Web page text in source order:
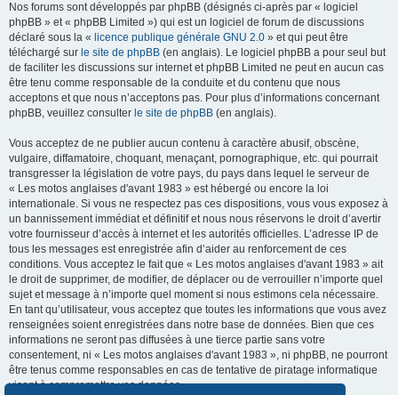
Nos forums sont développés par phpBB (désignés ci-après par « logiciel
phpBB » et « phpBB Limited ») qui est un logiciel de forum de discussions
déclaré sous la « licence publique générale GNU 2.0 » et qui peut être
téléchargé sur le site de phpBB (en anglais). Le logiciel phpBB a pour seul but
de faciliter les discussions sur internet et phpBB Limited ne peut en aucun cas
être tenu comme responsable de la conduite et du contenu que nous
acceptons et que nous n’acceptons pas. Pour plus d’informations concernant
phpBB, veuillez consulter le site de phpBB (en anglais).
Vous acceptez de ne publier aucun contenu à caractère abusif, obscène,
vulgaire, diffamatoire, choquant, menaçant, pornographique, etc. qui pourrait
transgresser la législation de votre pays, du pays dans lequel le serveur de
« Les motos anglaises d'avant 1983 » est hébergé ou encore la loi
internationale. Si vous ne respectez pas ces dispositions, vous vous exposez à
un bannissement immédiat et définitif et nous nous réservons le droit d’avertir
votre fournisseur d’accès à internet et les autorités officielles. L’adresse IP de
tous les messages est enregistrée afin d’aider au renforcement de ces
conditions. Vous acceptez le fait que « Les motos anglaises d'avant 1983 » ait
le droit de supprimer, de modifier, de déplacer ou de verrouiller n’importe quel
sujet et message à n’importe quel moment si nous estimons cela nécessaire.
En tant qu’utilisateur, vous acceptez que toutes les informations que vous avez
renseignées soient enregistrées dans notre base de données. Bien que ces
informations ne seront pas diffusées à une tierce partie sans votre
consentement, ni « Les motos anglaises d'avant 1983 », ni phpBB, ne pourront
être tenus comme responsables en cas de tentative de piratage informatique
visant à compromettre vos données.